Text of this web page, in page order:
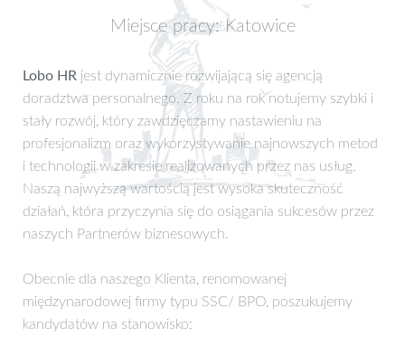
Miejsce pracy: Katowice
Lobo HR jest dynamicznie rozwijającą się agencją
doradztwa personalnego. Z roku na rok notujemy szybki i
stały rozwój, który zawdzięczamy nastawieniu na
profesjonalizm oraz wykorzystywanie najnowszych metod
i technologii w zakresie realizowanych przez nas usług.
Naszą najwyższą wartością jest wysoka skuteczność
działań, która przyczynia się do osiągania sukcesów przez
naszych Partnerów biznesowych.
Obecnie dla naszego Klienta, renomowanej
międzynarodowej firmy typu SSC/ BPO, poszukujemy
kandydatów na stanowisko: